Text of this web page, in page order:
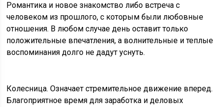
Романтика и новое знакомство либо встреча с
человеком из прошлого, с которым были любовные
отношения. В любом случае день оставит только
положительные впечатления, а волнительные и теплые
воспоминания долго не дадут уснуть.
Колесница. Означает стремительное движение вперед.
Благоприятное время для заработка и деловых